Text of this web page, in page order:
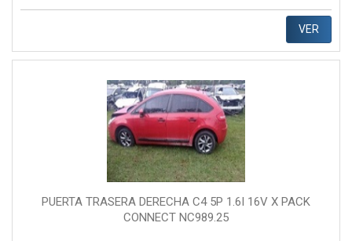
VER
PUERTA TRASERA DERECHA C4 5P 1.6I 16V X PACK
CONNECT NC989.25